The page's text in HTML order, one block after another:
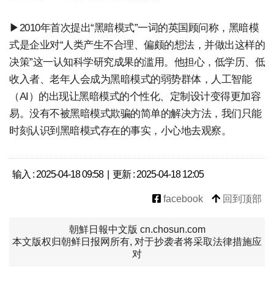
▶2010年首次提出“黑暗模式”一词的英国顾问称，黑暗模
式是企业对“人类产生不合理、偏颇的想法，并做出这样的
决策”这一认知科学研究成果的滥用。他担心，低学历、低
收入者、老年人会成为黑暗模式的弱势群体，人工智能
（AI）的出现让黑暗模式的个性化、定制设计变得更加容
易。没有不被黑暗模式欺骗的简单的解决方法，我们只能
时刻认识到黑暗模式存在的事实，小心地去观察。
输入 : 2025-04-18 09:58 | 更新 : 2025-04-18 12:05
facebook 回到顶部
朝鮮日報中文版 cn.chosun.com
本文版权归朝鲜日报网所有, 对于抄袭者将采取法律措施应
对